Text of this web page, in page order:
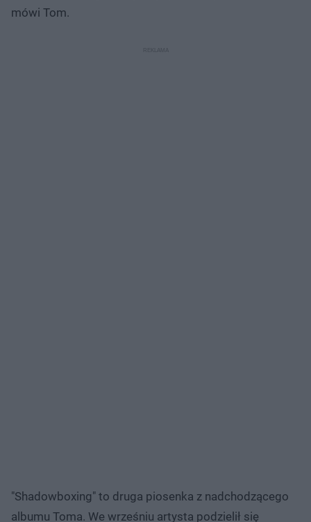
mówi Tom.
"Shadowboxing" to druga piosenka z nadchodzącego
albumu Toma. We wrześniu artysta podzielił się